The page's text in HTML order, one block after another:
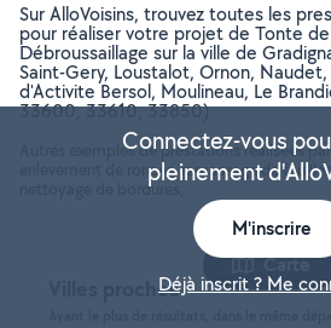
Sur AlloVoisins, trouvez toutes les
pour réaliser votre projet de Tonte
Débroussaillage sur la ville de
Saint-Gery, Loustalot, Ornon,
d'Activite Bersol, Moulineau, Le
33600, 33610, 33850)
Autres exemples de prestations réalisées
enlevement de ronces, ramassage de
nettoyage de bordures, ..
Villes proches
Carte
Connectez-vous
pleinement
M'inscrire
Déjà inscrit ? Me